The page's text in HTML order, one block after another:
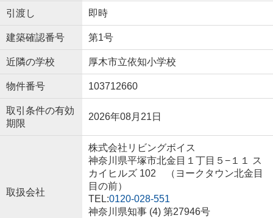
引渡し 即時
建築確認番号 第1号
近隣の学校 厚木市立依知小学校
物件番号 103712660
取引条件の有効
期限
2026年08月21日
取扱会社
株式会社リビングボイス
神奈川県平塚市北金目１丁目５−１１ ス
カイヒルズ 102 （ヨークタウン北金目
目の前）
TEL:0120-028-551
神奈川県知事 (4) 第27946号